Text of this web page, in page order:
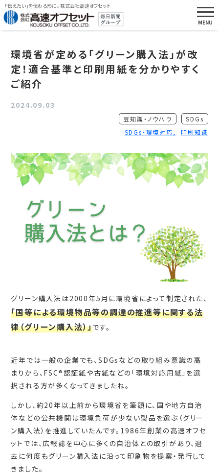
「伝えたい」を伝わる形に。 株式会社高速オフセット
環境省が定める「グリーン購入法」が改
定！適合基準と印刷用紙を分かりやすく
ご紹介
2024.09.03
豆知識・ノウハウ
SDGs
SDGs・環境対応
印刷知識
グリーン購入法は2000年5月に環境省によって制定された、
「国等による環境物品等の調達の推進等に関する法
律（グリーン購入法）」です。
近年では一般の企業でも、SDGsなどの取り組み意識の高
まりから、FSC®認証紙や古紙などの「環境対応用紙」を選
択される方が多くなってきましたね。
しかし、約20年以上前から環境省を筆頭に、国や地方自治
体などの公共機関は環境負荷が少ない製品を選ぶ（グリー
ン購入法）を推進していたんです。1986年創業の高速オフセ
ットでは、広報誌を中心に多くの自治体との取引があり、過
去に何度もグリーン購入法に沿って印刷物を提案・発行して
きました。